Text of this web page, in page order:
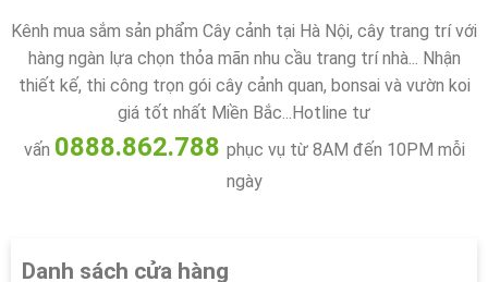
Kênh mua sắm sản phẩm Cây cảnh tại Hà Nội, cây trang trí với
hàng ngàn lựa chọn thỏa mãn nhu cầu trang trí nhà... Nhận
thiết kế, thi công trọn gói cây cảnh quan, bonsai và vườn koi
giá tốt nhất Miền Bắc...Hotline tư
vấn 0888.862.788 phục vụ từ 8AM đến 10PM mỗi
ngày
Danh sách cửa hàng